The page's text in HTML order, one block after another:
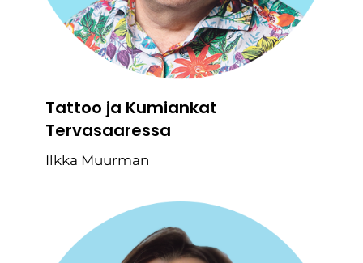
Tattoo ja Kumiankat
Tervasaaressa
Ilkka Muurman